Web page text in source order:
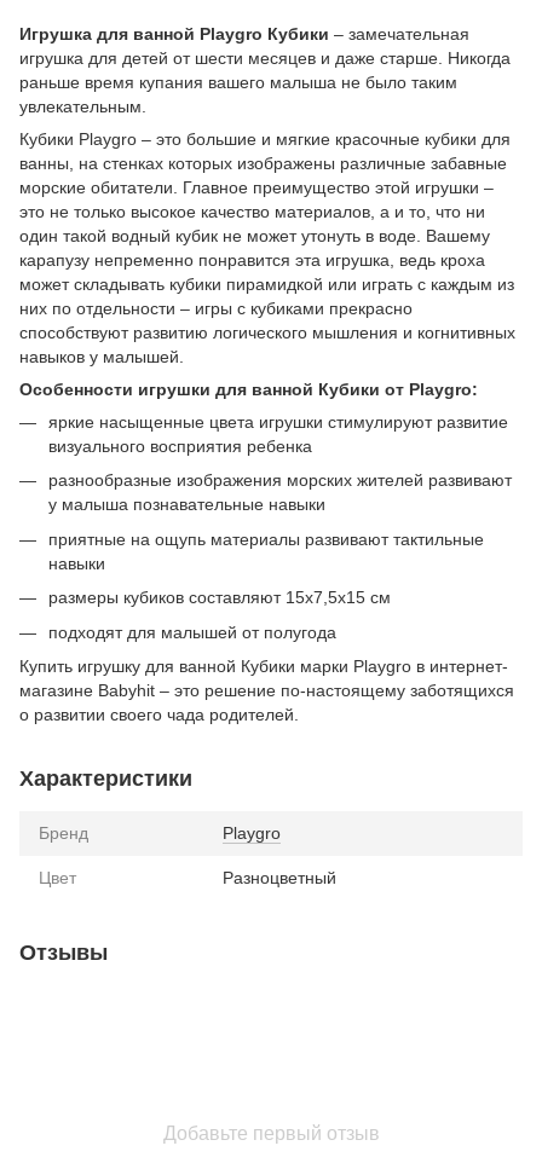
Игрушка для ванной Playgro Кубики – замечательная
игрушка для детей от шести месяцев и даже старше. Никогда
раньше время купания вашего малыша не было таким
увлекательным.
Кубики Рlaygro – это большие и мягкие красочные кубики для
ванны, на стенках которых изображены различные забавные
морские обитатели. Главное преимущество этой игрушки –
это не только высокое качество материалов, а и то, что ни
один такой водный кубик не может утонуть в воде. Вашему
карапузу непременно понравится эта игрушка, ведь кроха
может складывать кубики пирамидкой или играть с каждым из
них по отдельности – игры с кубиками прекрасно
способствуют развитию логического мышления и когнитивных
навыков у малышей.
Особенности игрушки для ванной Кубики от Рlaygro:
яркие насыщенные цвета игрушки стимулируют развитие
визуального восприятия ребенка
разнообразные изображения морских жителей развивают
у малыша познавательные навыки
приятные на ощупь материалы развивают тактильные
навыки
размеры кубиков составляют 15х7,5х15 см
подходят для малышей от полугода
Купить игрушку для ванной Кубики марки Playgro в интернет-
магазине Babyhit – это решение по-настоящему заботящихся
о развитии своего чада родителей.
Характеристики
Бренд Playgro
Цвет Разноцветный
Отзывы
Добавьте первый отзыв